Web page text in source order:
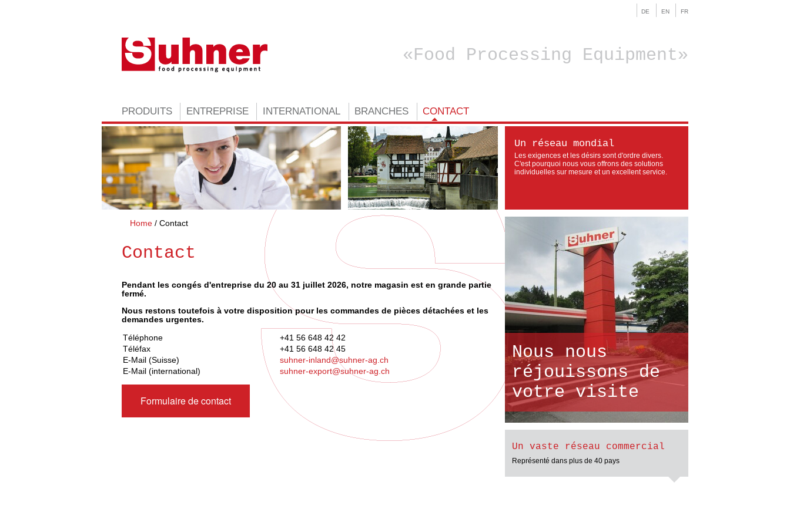
DE EN FR
Food Processing Equipment
PRODUITS ENTREPRISE INTERNATIONAL BRANCHES CONTACT
Home Contact
Contact
Pendant les congés d'entreprise du 20 au 31 juillet 2026, notre magasin est en grande partie
fermé.
Nous restons toutefois à votre disposition pour les commandes de pièces détachées et les
demandes urgentes.
Téléphone
+41 56 648 42 42
Téléfax
+41 56 648 42 45
E-Mail (Suisse)
suhner-inland@suhner-ag.ch
E-Mail (international)
suhner-export@suhner-ag.ch
Formulaire de contact
Un réseau mondial
Les exigences et les désirs sont d'ordre divers.
C'est pourquoi nous vous offrons des solutions
individuelles sur mesure et un excellent service.
Nous nous
réjouissons de
votre visite
Un vaste réseau commercial
Représenté dans plus de 40 pays